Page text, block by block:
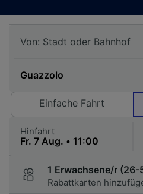
Einfache Fahrt
Hinfahrt
1 Erwachsene/r (26-
Rabattkarten